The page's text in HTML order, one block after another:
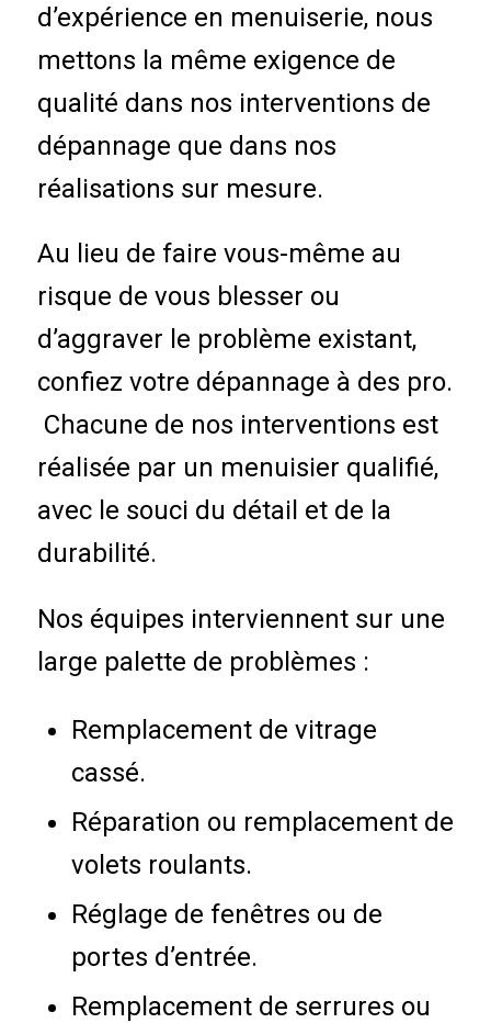
d’expérience en menuiserie, nous
mettons la même exigence de
qualité dans nos interventions de
dépannage que dans nos
réalisations sur mesure.
Au lieu de faire vous-même au
risque de vous blesser ou
d’aggraver le problème existant,
confiez votre dépannage à des pro.
Chacune de nos interventions est
réalisée par un menuisier qualifié,
avec le souci du détail et de la
durabilité.
Nos équipes interviennent sur une
large palette de problèmes :
Remplacement de vitrage
cassé.
Réparation ou remplacement de
volets roulants.
Réglage de fenêtres ou de
portes d’entrée.
Remplacement de serrures ou